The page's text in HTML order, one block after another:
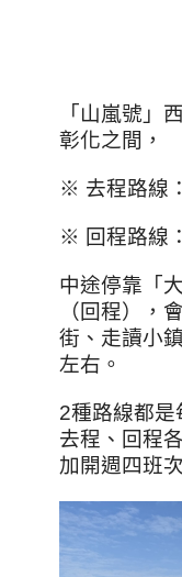
「山嵐號」
彰化之間，
※ 去程路線
※ 回程路線
中途停靠「
（回程），
街、走讀小
左右。
2種路線都是
去程、回程
加開週四班